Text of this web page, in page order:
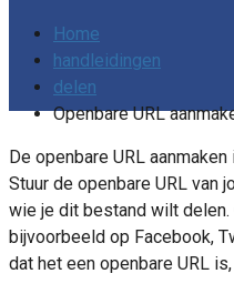
Home
handleidingen
delen
Openbare URL
De openbare URL
Stuur de openbare URL van
wie je dit bestand wilt
bijvoorbeeld op Facebook,
dat het een openbare URL